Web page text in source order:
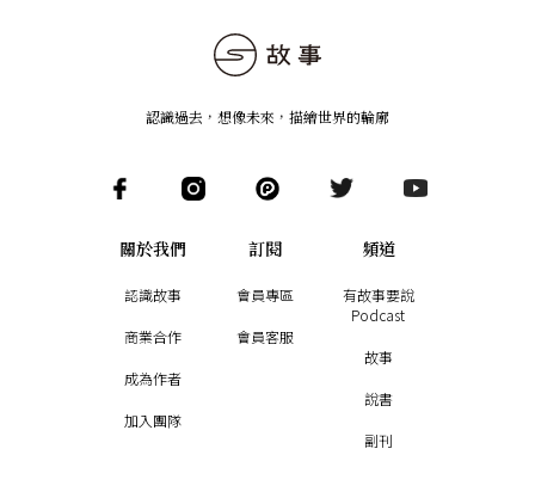
認識過去，想像未來 ， 描繪世界的輪廓
關於我們
認識故事
商業合作
成為作者
加入團隊
訂閱
會員專區
會員客服
頻道
有故事要說
Podcast
故事
說書
副刊